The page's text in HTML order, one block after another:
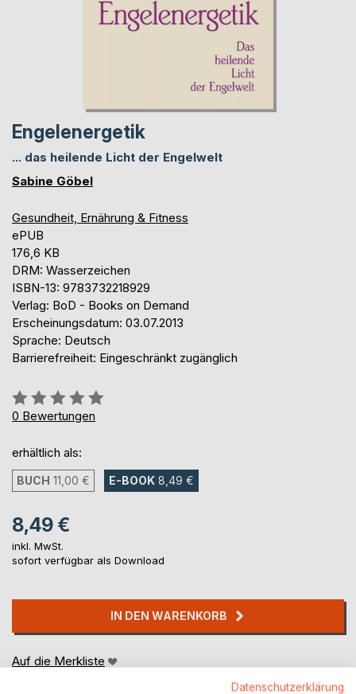
Engelenergetik
... das heilende Licht der Engelwelt
Sabine Göbel
Gesundheit, Ernährung & Fitness
ePUB
176,6 KB
DRM: Wasserzeichen
ISBN-13: 9783732218929
Verlag: BoD - Books on Demand
Erscheinungsdatum: 03.07.2013
Sprache: Deutsch
Barrierefreiheit: Eingeschränkt zugänglich
Bewertung::
0%
0 Bewertungen
erhältlich als:
BUCH 11,00 € E-BOOK 8,49 €
8,49 €
inkl. MwSt.
sofort verfügbar als Download
IN DEN WARENKORB
Auf die Merkliste
Datenschutzerklärung